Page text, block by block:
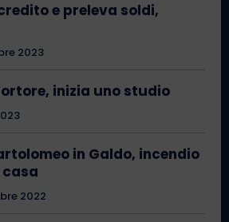
e preleva soldi,
2023
inizia uno studio
in Galdo, incendio
2022